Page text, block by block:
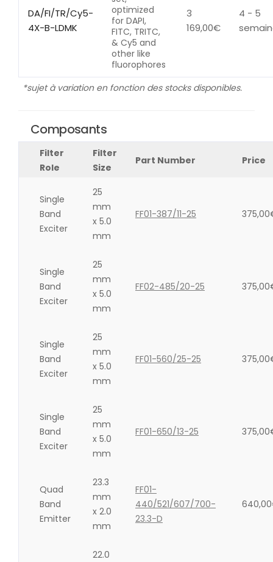
DA/FI/TR/Cy5-
4X-B-LDMK
optimized
for DAPI,
FITC, TRITC,
& Cy5 and
other like
fluorophores
3
169,00€
4 - 5
*sujet à variation en fonction des stocks disponibles.
Composants
Filter
Role
Filter
Size
Part Number Price
Single
Band
Exciter
25
mm
x 5.0
mm
FF01-387/11-25 375,00
Single
Band
Exciter
25
mm
x 5.0
mm
FF02-485/20-25 375,00
Single
Band
Exciter
25
mm
x 5.0
mm
FF01-560/25-25 375,00
Single
Band
Exciter
25
mm
x 5.0
mm
FF01-650/13-25 375,00
Quad
Band
Emitter
23.3
mm
x 2.0
mm
FF01-
440/521/607/700-
23.3-D
640,00
22.0